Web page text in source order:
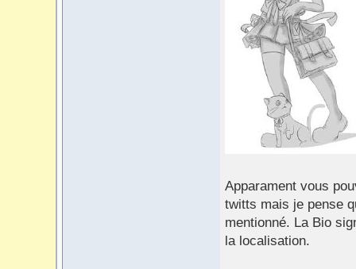
Apparament vous
twitts mais je pense
mentionné. La Bio
la localisation.